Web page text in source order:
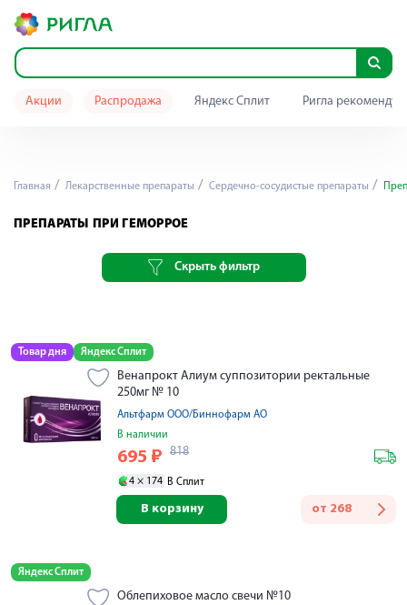
Акции Распродажа Яндекс Сплит Ригла
Главная Лекарственные препараты Сердечно-сосудистые препараты
ПРЕПАРАТЫ ПРИ ГЕМОРРОЕ
Скрыть фильтр
Товар дня Яндекс Сплит
Венапрокт Алиум суппозитории ректальные
250мг № 10
Альтфарм ООО/Биннофарм АО
В наличии
695 ₽ 818
4 × 174 В Сплит
от 268
В корзину
Яндекс Сплит
Облепиховое масло свечи №10